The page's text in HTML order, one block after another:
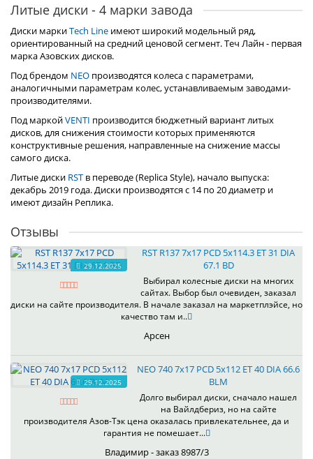
Литые диски - 4 марки завода
Диски маркиTech Line имеют широкий модельный ряд,
ориентированный на средний ценовой сегмент. Теч Лайн - первая
марка Азовских дисков.
Под брендом NEO производятся колеса с параметрами,
аналогичными параметрам колес, устанавливаемым заводами-
производителями.
Под маркойVENTI производится бюджетный вариант литых
дисков, для снижения стоимости которых применяются
конструктивные решения, направленные на снижение массы
самого диска.
Литые диски RST в переводе (Replica Style), начало выпуска:
декабрь 2019 года. Диски производятся с 14 по 20 диаметр и
имеют дизайн Реплика.
Отзывы
29.12.2025
RST R137 7x17 PCD 5x114.3 ET 31 DIA
67.1 BD
Выбирал колесные диски на многих
сайтах. Выбор был очевиден, заказал
диски на сайте производителя. В начале заказал на маркетплэйсе, но
качество там и..
Арсен
29.12.2025
NEO 740 7x17 PCD 5x112 ET 40 DIA 66.6
BLM
Долго выбирал диски, сначало нашел
на Вайлдбериз, но на сайте
производителя Азов-Тэк цена оказалась привлекательнее, да и
гарантия не помешает...
Владимир - заказ 8987/3